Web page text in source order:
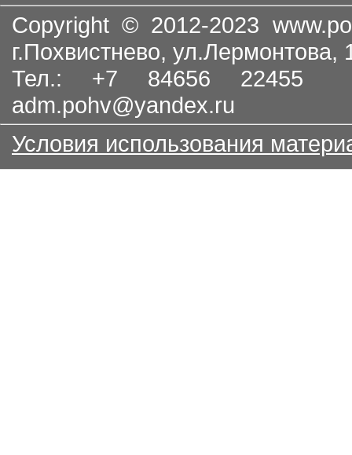
Copyright © 2012-2023
г.Похвистнево, ул.Лермонтова,
Тел.: +7 84656
adm.pohv@yandex.ru
Условия использования